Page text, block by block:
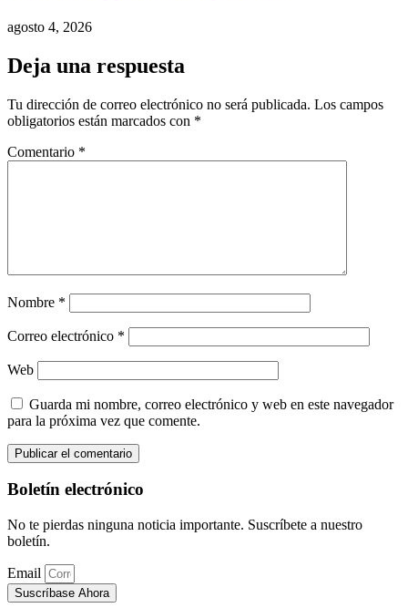
agosto 4, 2026
Deja una respuesta
Tu dirección de correo electrónico no será publicada. Los campos
obligatorios están marcados con *
Comentario *
Nombre *
Correo electrónico *
Web
Guarda mi nombre, correo electrónico y web en este navegador
para la próxima vez que comente.
Boletín electrónico
No te pierdas ninguna noticia importante. Suscríbete a nuestro
boletín.
Email
Suscríbase Ahora